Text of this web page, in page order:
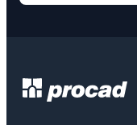
Autodesk
Autodesk